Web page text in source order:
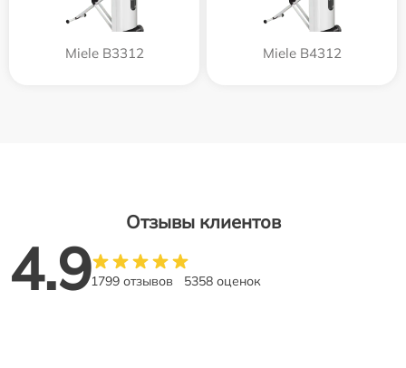
Miele B3312 Miele B4312
Отзывы клиентов
4.91799 отзывов 5358 оценок